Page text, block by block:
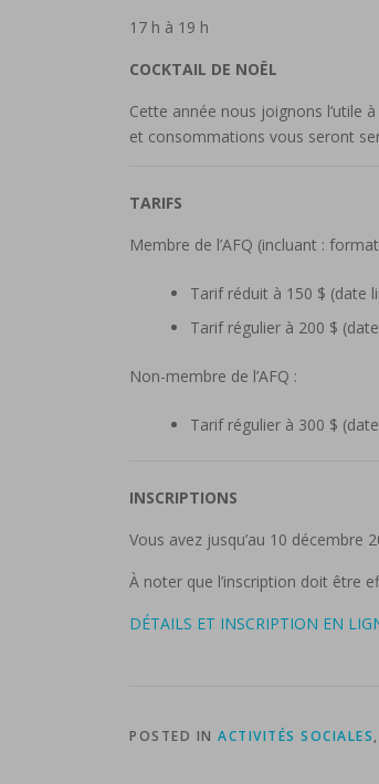
17 h à 19 h
COCKTAIL DE NOËL
Cette année nous joignons l’utile
et consommations vous seront
TARIFS
Membre de l’AFQ (incluant :
Tarif réduit à 150 $ (date
Tarif régulier à 200 $
Non-membre de l’AFQ :
Tarif régulier à 300 $
INSCRIPTIONS
Vous avez jusqu’au 10
À noter que l’inscription doit être
DÉTAILS ET INSCRIPTION EN
POSTED IN ACTIVITÉS SOCIALES,